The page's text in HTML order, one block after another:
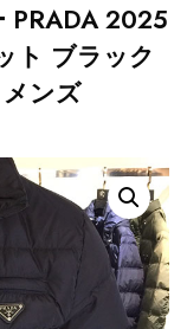
PRADA 2025
ト ブラック
ンズ